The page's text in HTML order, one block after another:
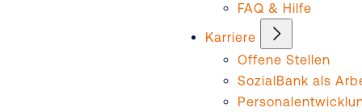
FAQ & Hilfe
Karriere
Offene Stellen
SozialBank als